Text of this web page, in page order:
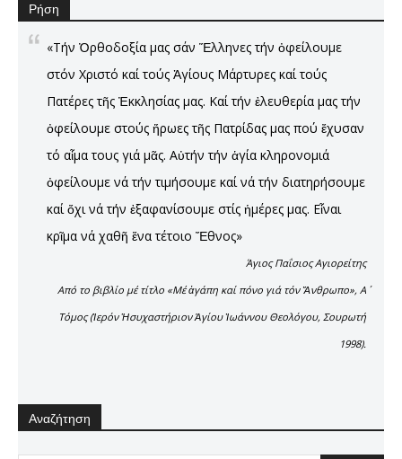
Ρήση
«Τήν Ὀρθοδοξία μας σάν Ἕλληνες τήν ὀφείλουμε
στόν Χριστό καί τούς Ἁγίους Μάρτυρες καί τούς
Πατέρες τῆς Ἐκκλησίας μας. Καί τήν ἐλευθερία μας τήν
ὀφείλουμε στούς ἥρωες τῆς Πατρίδας μας πού ἔχυσαν
τό αἷμα τους γιά μᾶς. Αὐτήν τήν ἁγία κληρονομιά
ὀφείλουμε νά τήν τιμήσουμε καί νά τήν διατηρήσουμε
καί ὄχι νά τήν ἐξαφανίσουμε στίς ἡμέρες μας. Εἶναι
κρῖμα νά χαθῆ ἕνα τέτοιο Ἔθνος»
Άγιος Παΐσιος Αγιορείτης
Από το βιβλίο μέ τίτλο «Μέ ἀγάπη καί πόνο γιά τόν Ἄνθρωπο», Α΄
Τόμος (Ἱερόν Ἡσυχαστήριον Ἁγίου Ἰωάννου Θεολόγου, Σουρωτή
1998).
Αναζήτηση